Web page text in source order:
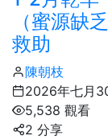
（蜜源缺
救助
陳朝枝
2026年七月
5,538 觀看
2 分享